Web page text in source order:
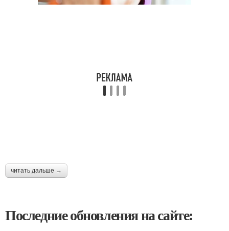
читать дальше →
Последние обновления на сайте: